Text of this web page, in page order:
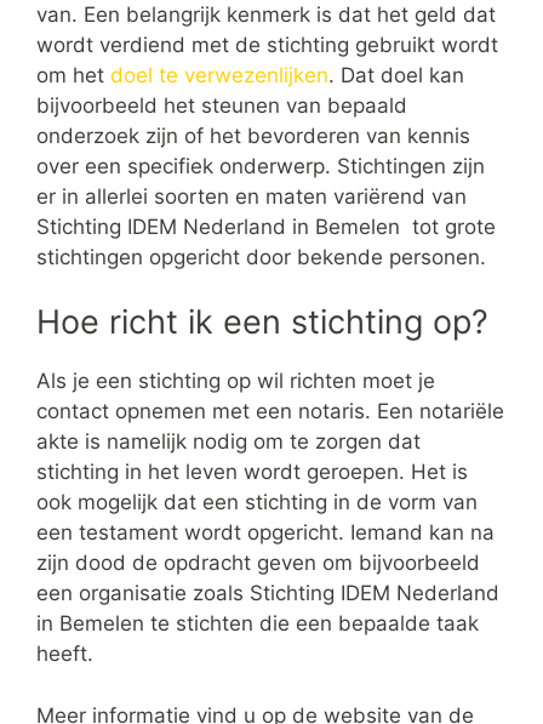
van. Een belangrijk kenmerk is dat het geld dat
wordt verdiend met de stichting gebruikt wordt
om het doel te verwezenlijken. Dat doel kan
bijvoorbeeld het steunen van bepaald
onderzoek zijn of het bevorderen van kennis
over een specifiek onderwerp. Stichtingen zijn
er in allerlei soorten en maten variërend van
Stichting IDEM Nederland in Bemelen tot grote
stichtingen opgericht door bekende personen.
Hoe richt ik een stichting op?
Als je een stichting op wil richten moet je
contact opnemen met een notaris. Een notariële
akte is namelijk nodig om te zorgen dat
stichting in het leven wordt geroepen. Het is
ook mogelijk dat een stichting in de vorm van
een testament wordt opgericht. Iemand kan na
zijn dood de opdracht geven om bijvoorbeeld
een organisatie zoals Stichting IDEM Nederland
in Bemelen te stichten die een bepaalde taak
heeft.
Meer informatie vind u op de website van de